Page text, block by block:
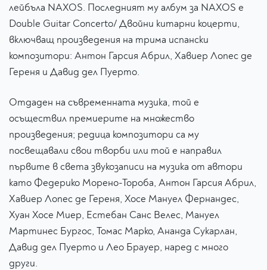
лейбъла NAXOS. Последният му албум за NAXOS е
Double Guitar Concerto/ Двойни китарни коцерти,
включващ произведения на трима испански
композитори: Антон Гарсия Абрил, Хавиер Лопес де
Гереня и Давид дел Пуерто.
Отдаден на съвременната музика, той е
осъществил премиерите на множество
произведения; редица композитори са му
посвещавали свои творби или той е направил
първите в света звукозаписи на музика от автори
като Федерико Морено-Тороба, Антон Гарсия Абрил,
Хавиер Лопес де Гереня, Хосе Мануел Фернандес,
Хуан Хосе Миер, Естебан Санс Велес, Мануел
Мартинес Бургос, Томас Марко, Ананда Сукарлан,
Давид дел Пуерто и Лео Брауер, наред с много
други.